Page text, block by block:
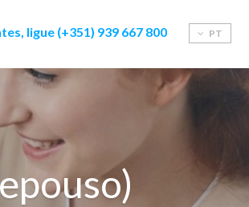
PT
ligue (+351) 939 667 800